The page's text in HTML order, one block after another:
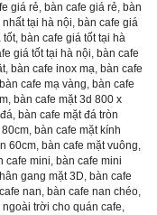
giá rẻ, bàn cafe giá rẻ, bàn
tại hà nội, bàn cafe giá
tốt, bàn cafe giá tốt tại hà
giá tốt tại hà nội, bàn cafe
, bàn cafe inox mạ, bàn cafe
bàn cafe mạ vàng, bàn cafe
, bàn cafe mặt 3d 800 x
, bàn cafe mặt đá tròn
80cm, bàn cafe mặt kính
60cm, bàn cafe mặt vuông,
cafe mini, bàn cafe mini
gang mặt 3D, bàn cafe
nan, bàn cafe nan chéo,
ngoài trời cho quán cafe,